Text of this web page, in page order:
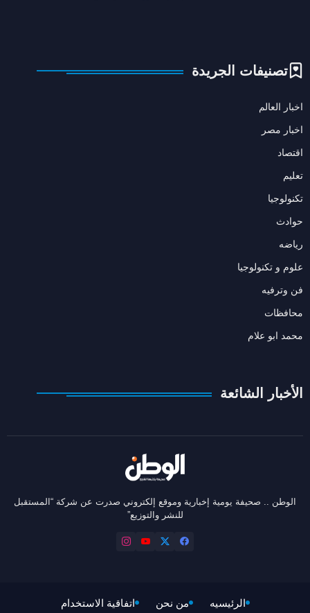
تصنيفات الجريدة
اخبار العالم
اخبار مصر
اقتصاد
تعليم
تكنولوجيا
حوادث
رياضه
علوم و تكنولوجيا
فن وترفيه
محافظات
محمد ابو علام
الأخبار الشائعة
الوطن .. صحيفة يومية إخبارية وموقع إلكتروني صدرت عن شركة “المستقبل
للنشر والتوزيع”
الرئيسيه من نحن اتفاقية الاستخدام